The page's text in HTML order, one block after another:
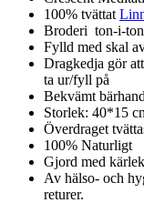
100% tvättat
Broderi ton-i-ton
Fylld med skal
Dragkedja gör
ta ur/fyll på
Bekvämt
Storlek: 40*15
Överdraget
100% Naturligt
Gjord med
Av hälso- och
returer.